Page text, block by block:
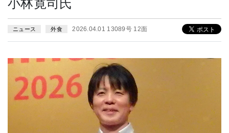
小林寛司氏
ニュース 外食 2026.04.01 13089号 12面